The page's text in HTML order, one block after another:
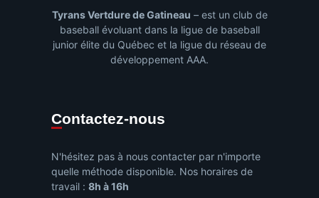
Tyrans Vertdure de Gatineau – est un club de
baseball évoluant dans la ligue de baseball
junior élite du Québec et la ligue du réseau de
développement AAA.
Contactez-nous
N'hésitez pas à nous contacter par n'importe
quelle méthode disponible. Nos horaires de
travail : 8h à 16h